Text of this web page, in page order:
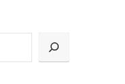
込」からお選び